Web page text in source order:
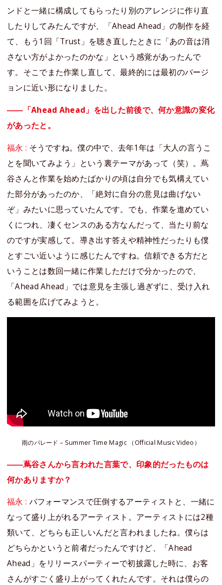
ンドと一緒に構成してもらったり別のアレンジに作り直
したりしてみたんですが、「Ahead Ahead」の制作を経
て、もう1回「Trust」を聴き直したときに「あの音は消
さない方がよかったのかな」という感覚があったんで
す。そこでまた作業し直して、最終的には最初のバージ
ョンに近い形になりました。
――「Ahead Ahead」を出した前後で、何か意識の変化
があったと。
福永 : そうですね。僕の中で、去年1年は「大人の言うこ
とを聞いてみよう」という裏テーマがあって（笑）。蔦
谷さんと作業を始めたばかりの頃は自分でも気構えてい
た部分があったのか、「絶対に自分の意見は曲げない
ぞ」みたいに思っていたんです。でも、作業を進めてい
くにつれ、凄くセンスのある方なんだって、当たり前な
のですが実感して。導き出す答えや精神性だったりも僕
とすごい近いように感じたんですね。信頼できる方だと
いうことは数回一緒に作業しただけで分かったので、
「Ahead Ahead」では意見を主張し過ぎずに、受け入れ
る範囲を広げてみようと。
雨のパレード – Summer Time Magic （Official Music Video）
――蔦谷さんから言われた言葉で、印象的だったものは
何かありますか？
福永 : パフォーマンスで圧倒するアーティストと、一緒に
なって盛り上がれるアーティスト。アーティストには2種
類いて、どちらも正しいんだと言われましたね。僕らは
どちらかというと前者だったんですけど、「Ahead
Ahead」をリリースパーティーで初披露した時に、お客
さんがすごく盛り上がってくれたんです。それは僕らの